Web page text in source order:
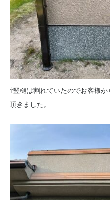
⇧竪樋は割れていたのでお客様
頂きました。